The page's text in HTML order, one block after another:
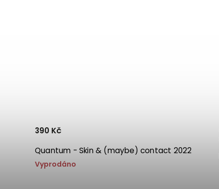
Quantum - Skin & (maybe) contact 2022
Vyprodáno
390 Kč